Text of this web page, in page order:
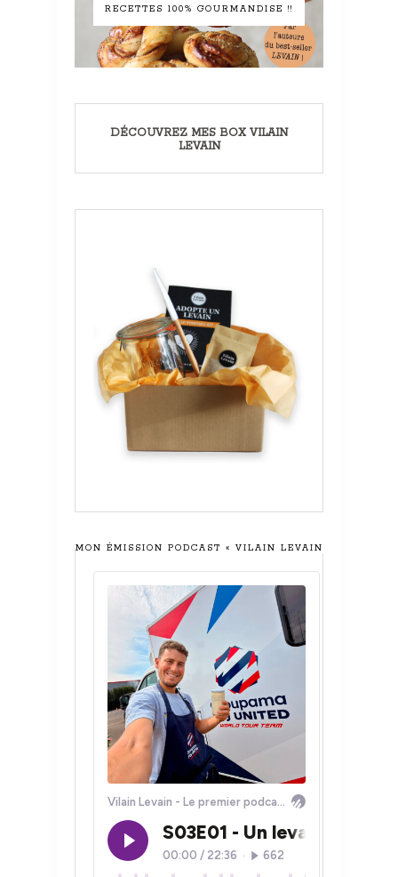
RECETTES 100% GOURMANDISE !!
DÉCOUVREZ MES BOX VILAIN
LEVAIN
MON ÉMISSION PODCAST « VILAIN LEVAIN »